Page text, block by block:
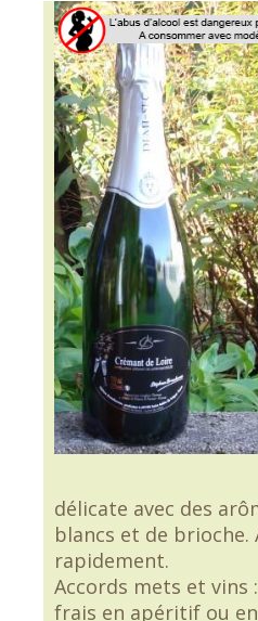
délicate avec des
blancs et de brioche.
rapidement.
Accords mets et vins
frais en apéritif ou